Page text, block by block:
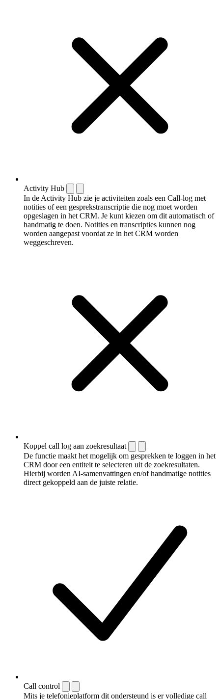
Activity Hub
In de Activity Hub zie je activiteiten zoals een Call-log met
notities of een gespreks­transcriptie die nog moet worden
opgeslagen in het CRM. Je kunt kiezen om dit automatisch of
handmatig te doen. Notities en transcripties kunnen nog
worden aangepast voordat ze in het CRM worden
weggeschreven.
Koppel call log aan zoekresultaat
De functie maakt het mogelijk om gesprekken te loggen in het
CRM door een entiteit te selecteren uit de zoekresultaten.
Hierbij worden AI-samenvattingen en/of handmatige notities
direct gekoppeld aan de juiste relatie.
Call control
Mits je telefonieplatform dit ondersteund is er volledige call